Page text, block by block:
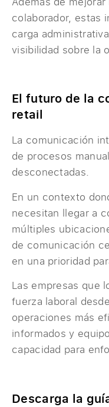
colaborador, estas
carga
visibilidad sobre la
El futuro de la
retail
La comunicación
de procesos
desconectadas.
En un contexto
necesitan llegar a
múltiples
de comunicación
en una prioridad
Las empresas que
fuerza laboral
operaciones más
informados y
capacidad para
Descarga la